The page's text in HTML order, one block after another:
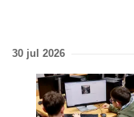
30 jul 2026